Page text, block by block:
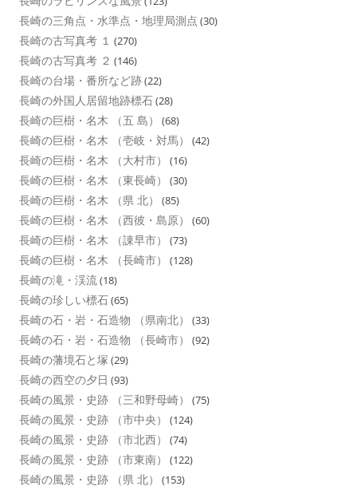
長崎の三角点・水準点・地理局測点 (30)
長崎の古写真考 １ (270)
長崎の古写真考 ２ (146)
長崎の台場・番所など跡(22)
長崎の外国人居留地跡標石(28)
長崎の巨樹・名木 （五 島） (68)
長崎の巨樹・名木 （壱岐・対馬） (42)
長崎の巨樹・名木 （大村市） (16)
長崎の巨樹・名木 （東長崎） (30)
長崎の巨樹・名木 （県 北） (85)
長崎の巨樹・名木 （西彼・島原） (60)
長崎の巨樹・名木 （諌早市） (73)
長崎の巨樹・名木 （長崎市） (128)
長崎の滝・渓流(18)
長崎の珍しい標石(65)
長崎の石・岩・石造物 （県南北） (33)
長崎の石・岩・石造物 （長崎市） (92)
長崎の藩境石と塚 (29)
長崎の西空の夕日 (93)
長崎の風景・史跡 （三和野母崎） (75)
長崎の風景・史跡 （市中央） (124)
長崎の風景・史跡 （市北西） (74)
長崎の風景・史跡 （市東南） (122)
長崎の風景・史跡 （県 北） (153)